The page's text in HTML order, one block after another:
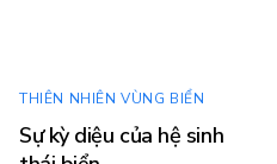
THIÊN NHIÊN VÙNG BIỂN
Sự kỳ diệu của hệ sinh